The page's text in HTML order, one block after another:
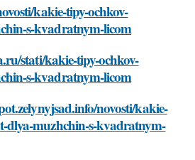
kakie-tipy-ochkov-
s-kvadratnym-licom
stati/kakie-tipy-ochkov-
s-kvadratnym-licom
novosti/kakie-
dlya-muzhchin-s-kvadratnym-